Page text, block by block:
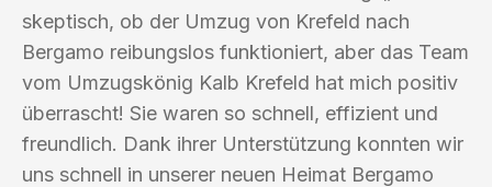
skeptisch, ob der Umzug von Krefeld nach
Bergamo reibungslos funktioniert, aber das Team
vom Umzugskönig Kalb Krefeld hat mich positiv
überrascht! Sie waren so schnell, effizient und
freundlich. Dank ihrer Unterstützung konnten wir
uns schnell in unserer neuen Heimat Bergamo